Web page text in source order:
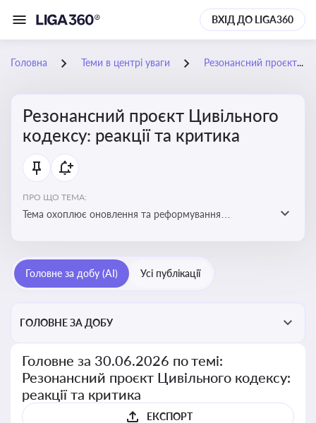
ВХІД ДО LIGA360
Головна Теми в центрі уваги Резонансний проєкт Цивільного кодексу: реакції та критика
Резонансний проєкт Цивільного
кодексу: реакції та критика
ПРО ЩО ТЕМА:
Тема охоплює оновлення та реформування
договірних відносин та правового статусу учасників
цивільних правовідносин
Головне за добу (AI) Усі публікації
ГОЛОВНЕ ЗА ДОБУ
Головне за 30.06.2026 по темі:
Резонансний проєкт Цивільного кодексу:
реакції та критика
ЕКСПОРТ